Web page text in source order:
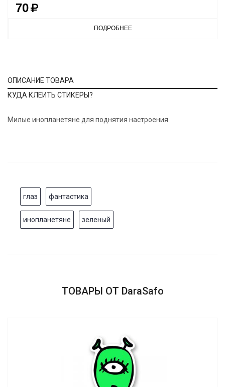
70
ПОДРОБНЕЕ
ОПИСАНИЕ ТОВАРА
КУДА КЛЕИТЬ СТИКЕРЫ?
Милые инопланетяне для поднятия настроения
глаз фантастика
инопланетяне зеленый
ТОВАРЫ ОТ DaraSafo